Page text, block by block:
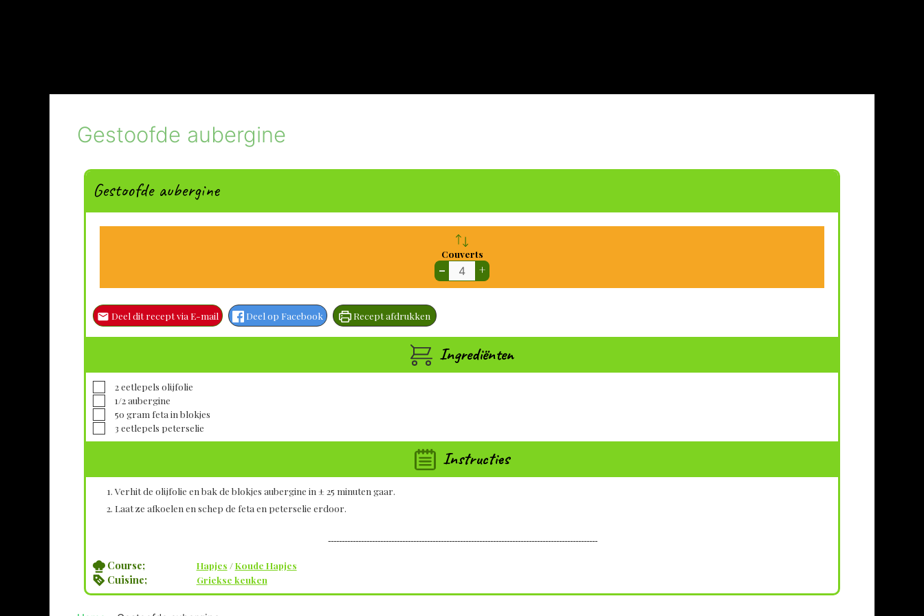
Gestoofde aubergine
Gestoofde aubergine
Couverts
– +
Deel dit recept via E-mail Deel op Facebook Recept afdrukken
Ingrediënten
▢
2eetlepels olijfolie
▢1/2aubergine
▢
50 gram feta in blokjes
▢
3 eetlepels peterselie
Instructies
Verhit de olijfolie en bak de blokjes aubergine in ± 25 minuten gaar.
Laat ze afkoelen en schep de feta en peterselie erdoor.
--------------------------------------------------------------------------------------------------
Course; Hapjes /Koude Hapjes
Cuisine; Griekse keuken